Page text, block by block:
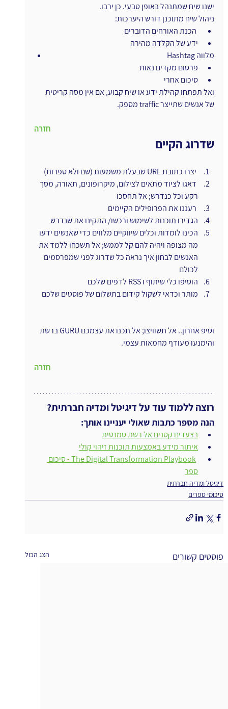
ישנו שיח שמתנהל באופן טבעי. כן ירבו.
ניהול שיח מתוכנן דורש היערכות:
ידע של הקלדה מהירה
Hashtag מלווה
פרסום מקדים נאות
סיכום אחרי
ואל תפתחו קהילת ידע או שיח קבוע, אם אין מסה קריטית
של אנשים שתייצר traffic מספק.
חזרה
שדרוג הקיים
דאגו לציוד מתאים לצילום, מיקרופונים, תאורה, מסך
רקע וכל כנדרש; אל תחסכו
הגדירו תוכנות לשימוש ורכשו/ התקינו את שנדרש
הכינו לומדות וכלים שיווקיים מלווים כדי שאנשים ידעו
מה מצופה ויהיה להם קל לממש; אל תשכחו ללמד את
האנשים לבחון איך נראה כל שדרוג לפני שמפרסמים
לכולם
הוסיפו כלי שיתוף ו RSS לדפים שלכם
מותר וכדאי לשקול קידום בתשלום של פוסטים שלכם
וטיפ אחרון.. אל תשוויצו; אל תכנו את עצמכם GURU ברשת
והימנעו מעודף מחמאות עצמי.
חזרה
רוצה ללמוד עוד על דיגיטל ומדיה חברתית?
הנה מספר כתבות שאולי יעניינו אותך:
בצעדים קטנים אל רשת סמנטית
איתור מידע באמצעות תוכנות זיהוי קולי
The Digital Transformation Playbook - סיכום
ספר
דיגיטל ומדיה חברתית
סיכומי ספרים
פוסטים קשורים הצג הכול